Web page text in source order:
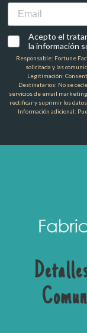
Email
Acepto el
la información
Responsable: Fortune
solicitada y las
Legitimación:
Destinatarios: No se
servicios de email marketing
rectificar y suprimir los
Información adicional: